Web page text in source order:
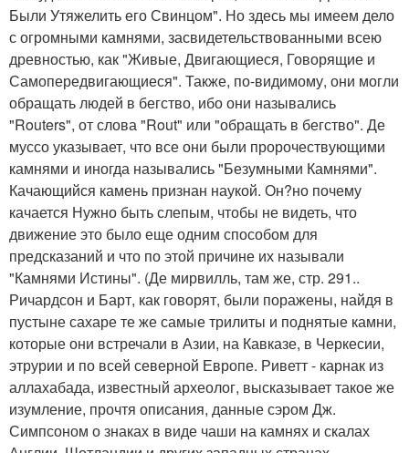
Были Утяжелить его Свинцом". Но здесь мы имеем дело
с огромными камнями, засвидетельствованными всею
древностью, как "Живые, Двигающиеся, Говорящие и
Самопередвигающиеся". Также, по-видимому, они могли
обращать людей в бегство, ибо они назывались
"Routers", от слова "Rout" или "обращать в бегство". Де
муссо указывает, что все они были пророчествующими
камнями и иногда назывались "Безумными Камнями".
Качающийся камень признан наукой. Он?но почему
качается Нужно быть слепым, чтобы не видеть, что
движение это было еще одним способом для
предсказаний и что по этой причине их называли
"Камнями Истины". (Де мирвилль, там же, стр. 291..
Ричардсон и Барт, как говорят, были поражены, найдя в
пустыне сахаре те же самые трилиты и поднятые камни,
которые они встречали в Азии, на Кавказе, в Черкесии,
этрурии и по всей северной Европе. Риветт - карнак из
аллахабада, известный археолог, высказывает такое же
изумление, прочтя описания, данные сэром Дж.
Симпсоном о знаках в виде чаши на камнях и скалах